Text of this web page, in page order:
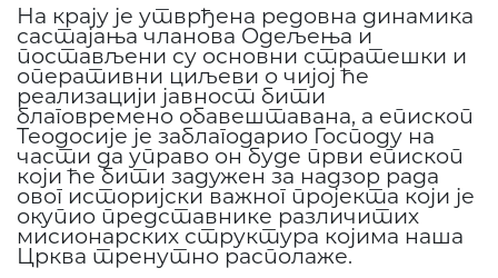
На крају је утврђена редовна динамика
састајања чланова Одељења и
постављени су основни стратешки и
оперативни циљеви о чијој ће
реализацији јавност бити
благовремено обавештавана, а епископ
Теодосије је заблагодарио Господу на
части да управо он буде први епископ
који ће бити задужен за надзор рада
овог историјски важног пројекта који је
окупио представнике различитих
мисионарских структура којима наша
Црква тренутно располаже.